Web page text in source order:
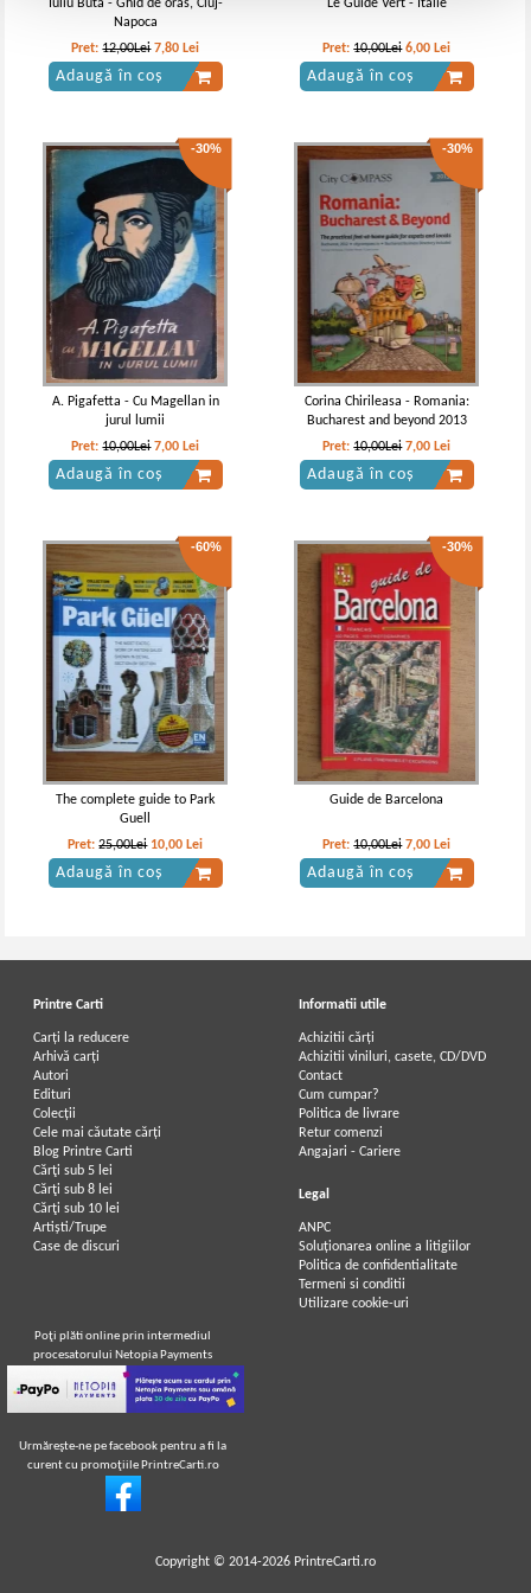
Iuliu Buta - Ghid de oras, Cluj-
Napoca
Pret:12,00Lei 7,80 Lei
Adaugă în coș
Le Guide Vert - Italie
Pret:10,00Lei 6,00 Lei
Adaugă în coș
-30%
A. Pigafetta - Cu Magellan in
jurul lumii
Pret:10,00Lei 7,00 Lei
Adaugă în coș
-30%
Corina Chirileasa - Romania:
Bucharest and beyond 2013
Pret:10,00Lei 7,00 Lei
Adaugă în coș
-60%
The complete guide to Park
Guell
Pret:25,00Lei 10,00 Lei
Adaugă în coș
-30%
Guide de Barcelona
Pret:10,00Lei 7,00 Lei
Adaugă în coș
Printre Carti
Carți la reducere
Arhivă carți
Autori
Edituri
Colecții
Cele mai căutate cărți
Blog Printre Carti
Cărţi sub 5 lei
Cărţi sub 8 lei
Cărţi sub 10 lei
Artiști/Trupe
Case de discuri
Informatii utile
Achizitii cărți
Achizitii viniluri, casete, CD/DVD
Contact
Cum cumpar?
Politica de livrare
Retur comenzi
Angajari - Cariere
Legal
ANPC
Soluționarea online a litigiilor
Politica de confidentialitate
Termeni si conditii
Utilizare cookie-uri
Poţi plăti online prin intermediul
procesatorului Netopia Payments
Urmăreşte-ne pe facebook pentru a fi la
curent cu promoţiile PrintreCarti.ro
Copyright © 2014-2026 PrintreCarti.ro